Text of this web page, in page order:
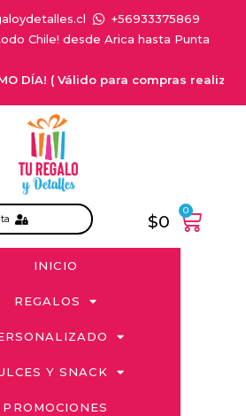
+56933375869
Chile! desde Arica hasta Punta
DÍA! ( Válido para compras
$0
0
INICIO
REGALOS
Y SNACK
PROMOCIONES